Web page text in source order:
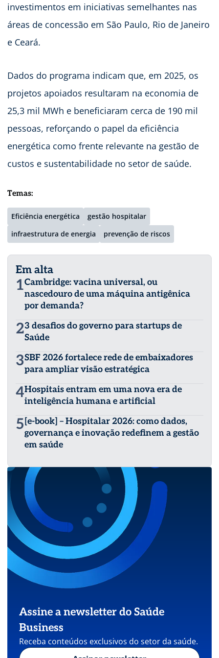
investimentos em iniciativas semelhantes nas
áreas de concessão em São Paulo, Rio de Janeiro
e Ceará.
Dados do programa indicam que, em 2025, os
projetos apoiados resultaram na economia de
25,3 mil MWh e beneficiaram cerca de 190 mil
pessoas, reforçando o papel da eficiência
energética como frente relevante na gestão de
custos e sustentabilidade no setor de saúde.
Temas:
Eficiência energética
gestão hospitalar
infraestrutura de energia
prevenção de riscos
Em alta
1Cambridge: vacina universal, ou
nascedouro de uma máquina antigênica
por demanda?
23 desafios do governo para startups de
Saúde
3SBF 2026 fortalece rede de embaixadores
para ampliar visão estratégica
4Hospitais entram em uma nova era de
inteligência humana e artificial
5 [e-book] – Hospitalar 2026: como dados,
governança e inovação redefinem a gestão
em saúde
Assine a newsletter do Saúde
Business
Receba conteúdos exclusivos do setor da saúde.